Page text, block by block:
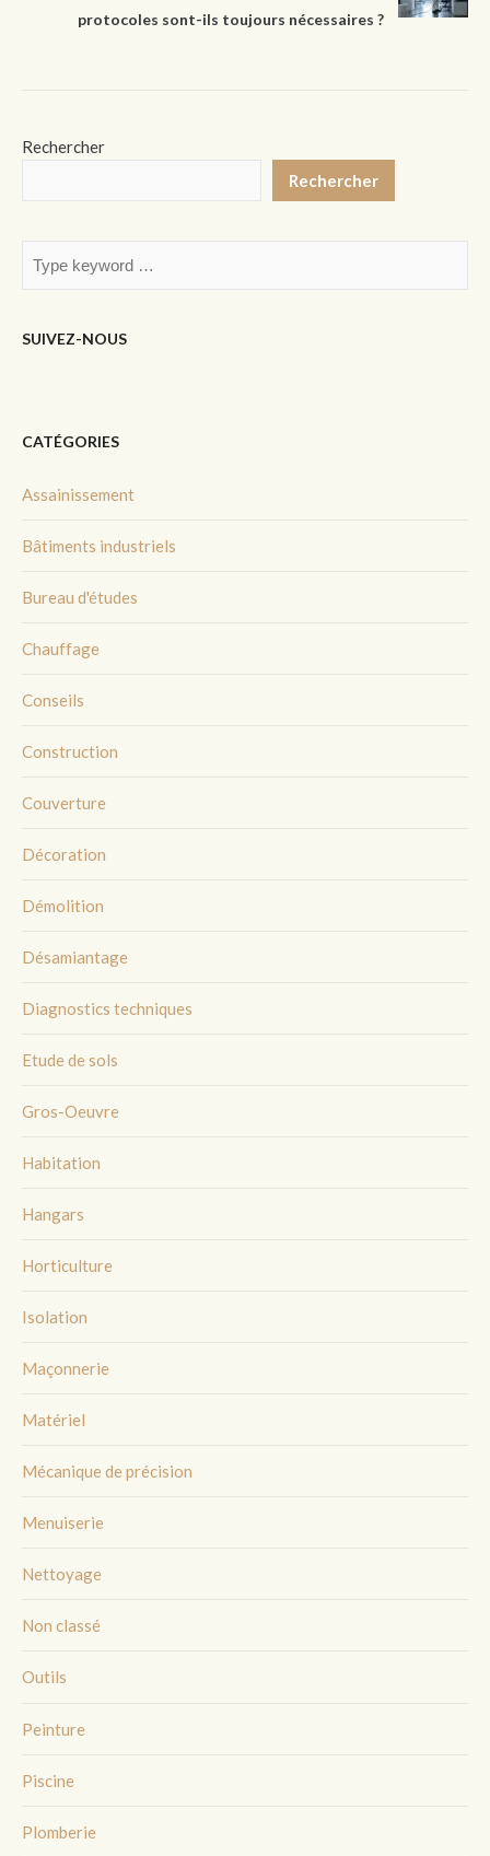
protocoles sont-ils toujours nécessaires ?
Rechercher
Rechercher
SUIVEZ-NOUS
CATÉGORIES
Assainissement
Bâtiments industriels
Bureau d'études
Chauffage
Conseils
Construction
Couverture
Décoration
Démolition
Désamiantage
Diagnostics techniques
Etude de sols
Gros-Oeuvre
Habitation
Hangars
Horticulture
Isolation
Maçonnerie
Matériel
Mécanique de précision
Menuiserie
Nettoyage
Non classé
Outils
Peinture
Piscine
Plomberie